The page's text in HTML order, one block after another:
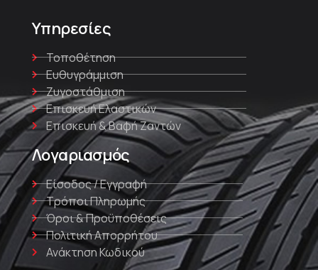
Υπηρεσίες
Τοποθέτηση
Ευθυγράμμιση
Ζυγοστάθμιση
Επισκευή Ελαστικών
Επισκευή & Βαφή Ζαντών
Λογαριασμός
Είσοδος / Εγγραφή
Τρόποι Πληρωμής
Όροι & Προϋποθέσεις
Πολιτική Απορρήτου
Ανάκτηση Κωδικού